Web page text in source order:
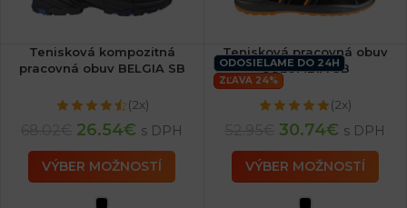
Tenisková kompozitná
pracovná obuv BELGIA SB
(2x)
26.54€ s DPH
VÝBER MOŽNOSTÍ
Tenisková pracovná obuv
COLUMBIA SB
(2x)
30.74€ s DPH
VÝBER MOŽNOSTÍ
ODOSIELAME DO 24H
ZĽAVA 24%